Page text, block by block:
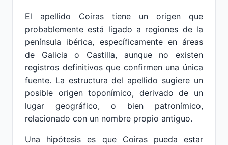
El apellido Coiras tiene un origen que
probablemente está ligado a regiones de la
península ibérica, específicamente en áreas
de Galicia o Castilla, aunque no existen
registros definitivos que confirmen una única
fuente. La estructura del apellido sugiere un
posible origen toponímico, derivado de un
lugar geográfico, o bien patronímico,
relacionado con un nombre propio antiguo.
Una hipótesis es que Coiras pueda estar